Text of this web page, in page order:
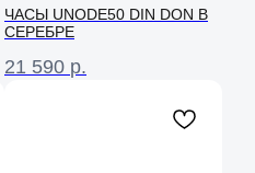
ЧАСЫ UNODE50 DIN DON В
СЕРЕБРЕ
21 590 р.